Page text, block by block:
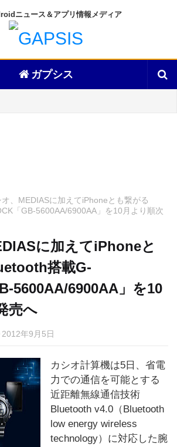
ニュース＆アプリ情報メディア
ガプシス
オ、MEDIASに加えてiPhoneとも繋がる
「GB-5600AA/6900AA」を10月より順次
に加えてiPhoneと
搭載G-
5600AA/6900AA」を10
売へ
2012年9月5日
カシオ計算機は5日、省電
力での通信を可能とする
近距離無線通信技術
Bluetooth v4.0（Bluetooth
low energy wireless
technology）に対応した腕